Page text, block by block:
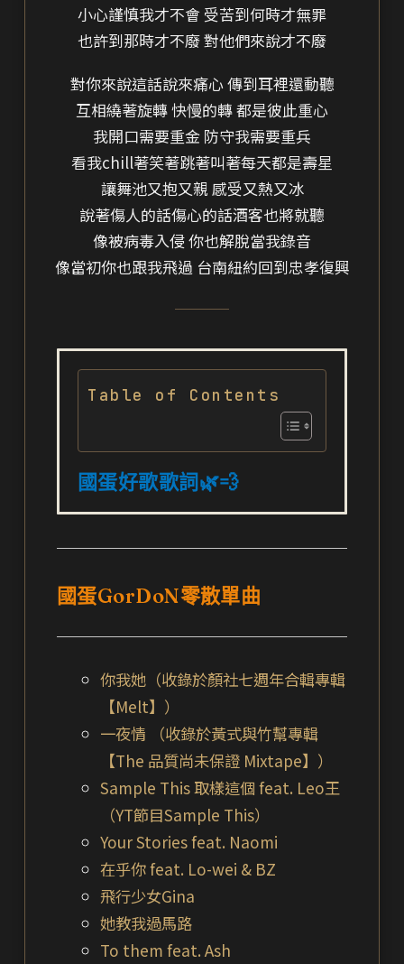
小心謹慎我才不會 受苦到何時才無罪
也許到那時才不廢 對他們來說才不廢
對你來說這話說來痛心 傳到耳裡還動聽
互相繞著旋轉 快慢的轉 都是彼此重心
我開口需要重金 防守我需要重兵
看我chill著笑著跳著叫著每天都是壽星
讓舞池又抱又親 感受又熱又冰
說著傷人的話傷心的話酒客也將就聽
像被病毒入侵 你也解脫當我錄音
像當初你也跟我飛過 台南紐約回到忠孝復興
Table of Contents
國蛋好歌歌詞🌿💨
國蛋GorDoN零散單曲
你我她（收錄於顏社七週年合輯專輯
【Melt】）
一夜情 （收錄於黃式與竹幫專輯
【The 品質尚未保證 Mixtape】）
Sample This 取樣這個 feat. Leo王
（YT節目Sample This）
Your Stories feat. Naomi
在乎你 feat. Lo-wei & BZ
飛行少女Gina
她教我過馬路
To them feat. Ash